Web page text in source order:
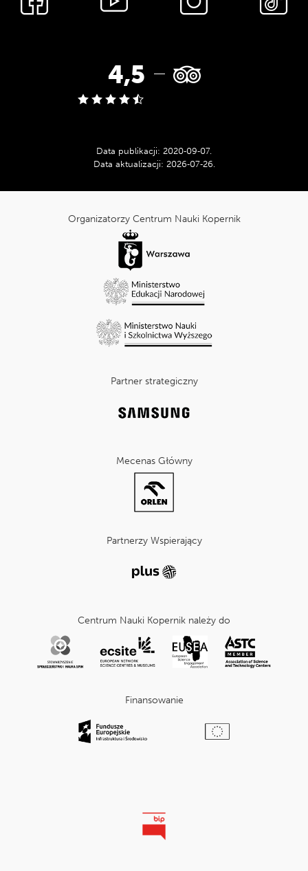
społecznościowe
Ocena
w
serwisie
Tripadvisor:
4,5
Data publikacji: 2020‑09‑07.
Data aktualizacji: 2026‑07‑26.
Organizatorzy Centrum Nauki Kopernik
Partner strategiczny
Mecenas Główny
Partnerzy Wspierający
Centrum Nauki Kopernik należy do
Finansowanie